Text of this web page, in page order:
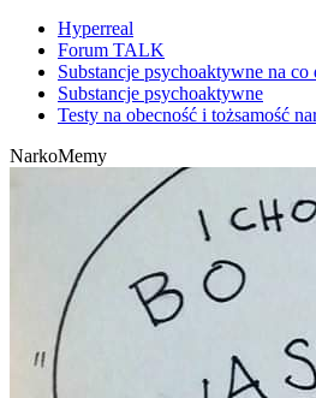
Hyperreal
Forum TALK
Substancje psychoaktywne na co
Substancje psychoaktywne
Testy na obecność i tożsamość
NarkoMemy